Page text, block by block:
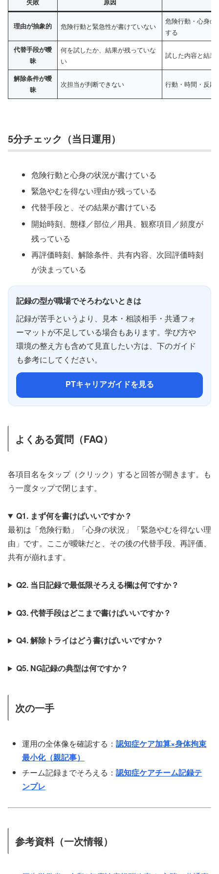
失敗 原因
理由が抽象的 危険行動と緊急性が書けていない
危険行動・心身の
する
代替手段が曖
昧
何を試したか、結果が残っていな
い
試した内容と結果
解除条件が曖
昧
次担当が判断できない 行動・時間・反応
5分チェック（当日運用）
危険行動と心身の状況が書けている
緊急やむを得ない理由が残っている
代替手段と、その結果が書けている
開始時刻、態様／部位／用具、観察項目／頻度が
残っている
再評価時刻、解除条件、共有内容、次回評価時刻
が決まっている
記録の型が職場でそろわないときは
記録が苦手というより、見本・相談相手・共通フォ
ーマットが不足している場合もあります。学び方や
環境の整え方も含めて見直したい方は、下のガイド
も参考にしてください。
PTキャリアガイドを見る
よくある質問（FAQ）
各項目名をタップ（クリック）すると回答が開きます。も
う一度タップで閉じます。
Q1. まず何を書けばいいですか？
最初は「危険行動」「心身の状況」「緊急やむを得ない理
由」です。ここが曖昧だと、その後の代替手段、再評価、
共有が崩れます。
Q2. 当日記録で最低限そろえる欄は何ですか？
Q3. 代替手段はどこまで書けばいいですか？
Q4. 解除トライはどう書けばいいですか？
Q5. NG記録の典型は何ですか？
次の一手
運用の全体像を確認する：認知症ケア加算×身体拘束
最小化（親記事）
チーム記録までそろえる：認知症ケアチーム記録テ
ンプレ
参考資料（一次情報）